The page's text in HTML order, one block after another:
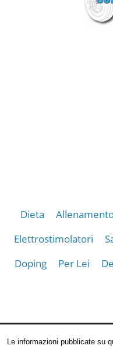
Dieta
Elettrostimolatori
Doping
Per Lei
Le informazioni pubblicate su